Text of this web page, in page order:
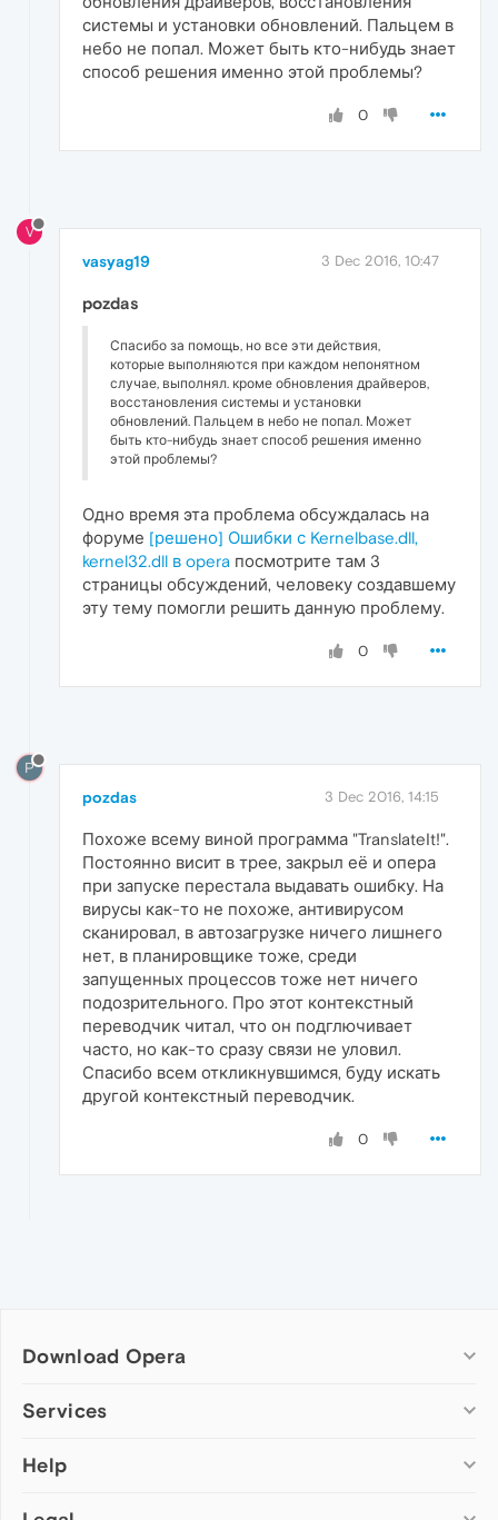
системы и установки обновлений. Пальцем в
небо не попал. Может быть кто-нибудь знает
способ решения именно этой проблемы?
0
V
vasyag19 3 Dec 2016, 10:47
pozdas
Спасибо за помощь, но все эти действия,
которые выполняются при каждом непонятном
случае, выполнял. кроме обновления драйверов,
восстановления системы и установки
обновлений. Пальцем в небо не попал. Может
быть кто-нибудь знает способ решения именно
этой проблемы?
Одно время эта проблема обсуждалась на
форуме [решено] Ошибки с Kernelbase.dll,
kernel32.dll в opera посмотрите там 3
страницы обсуждений, человеку создавшему
эту тему помогли решить данную проблему.
0
P
pozdas 3 Dec 2016, 14:15
Похоже всему виной программа "TranslateIt!".
Постоянно висит в трее, закрыл её и опера
при запуске перестала выдавать ошибку. На
вирусы как-то не похоже, антивирусом
сканировал, в автозагрузке ничего лишнего
нет, в планировщике тоже, среди
запущенных процессов тоже нет ничего
подозрительного. Про этот контекстный
переводчик читал, что он подглючивает
часто, но как-то сразу связи не уловил.
Спасибо всем откликнувшимся, буду искать
другой контекстный переводчик.
0
Download Opera
Computer browsers
Opera for Mac
Services
Add-ons
Wallpapers
Help